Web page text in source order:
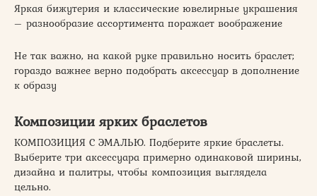
Яркая бижутерия и классические ювелирные украшения
– разнообразие ассортимента поражает воображение
Не так важно, на какой руке правильно носить браслет;
гораздо важнее верно подобрать аксессуар в дополнение
к образу
Композиции ярких браслетов
КОМПОЗИЦИЯ С ЭМАЛЬЮ. Подберите яркие браслеты.
Выберите три аксессуара примерно одинаковой ширины,
дизайна и палитры, чтобы композиция выглядела
цельно.